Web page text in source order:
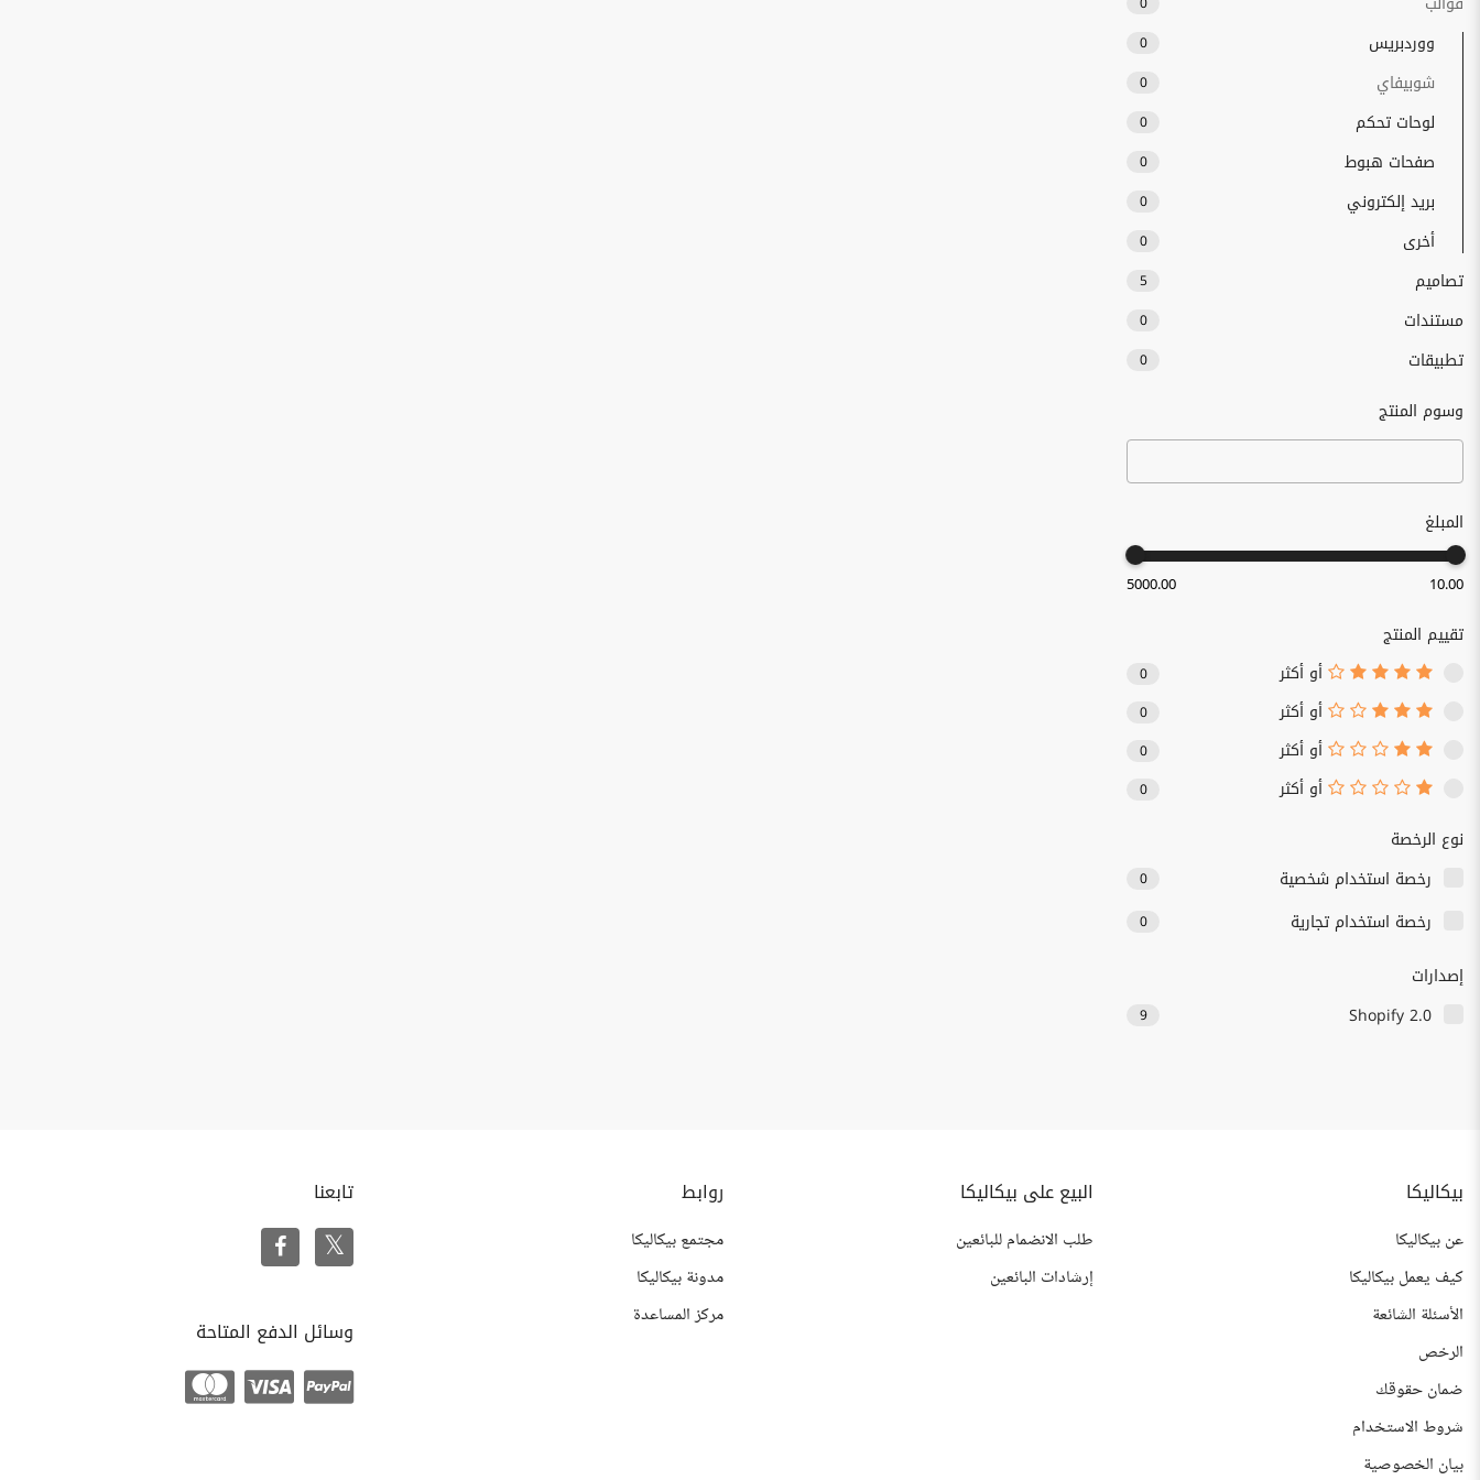
ووردبريس 0
شوبيفاي 0
لوحات تحكم 0
صفحات هبوط 0
بريد إلكتروني 0
أخرى 0
تصاميم 5
مستندات 0
تطبيقات 0
وسوم المنتج
المبلغ
10.00
5000.00
تقييم المنتج
أو أكثر
0
أو أكثر 0
أو أكثر 0
أو أكثر 0
نوع الرخصة
رخصة استخدام شخصية
0
رخصة استخدام تجارية 0
إصدارات
Shopify 2.0
9
بيكاليكا
عن بيكاليكا
كيف يعمل بيكاليكا
الأسئلة الشائعة
الرخص
ضمان حقوقك
شروط الاستخدام
بيان الخصوصية
البيع على بيكاليكا
طلب الانضمام للبائعين
إرشادات البائعين
روابط
مجتمع بيكاليكا
مدونة بيكاليكا
مركز المساعدة
تابعنا
وسائل الدفع المتاحة